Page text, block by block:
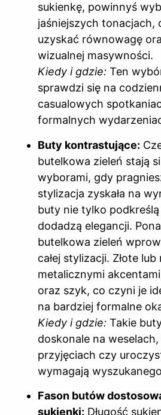
sukienkę, powinnyś
jaśniejszych tonacjach,
uzyskać równowagę
wizualnej masywności.
Kiedy i gdzie: Ten
sprawdzi się na
casualowych
formalnych
Buty kontrastujące:
butelkowa zieleń stają
wyborami, gdy
stylizacja zyskała na
buty nie tylko
dodadzą elegancji.
butelkowa zieleń
całej stylizacji. Złote
metalicznymi
oraz szyk, co czyni je
na bardziej formalne
Kiedy i gdzie: Takie
doskonale na
przyjęciach czy
wymagają
Fason butów
sukienki: Długość